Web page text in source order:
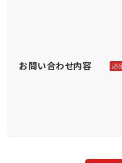
お問い合わせ内容 必